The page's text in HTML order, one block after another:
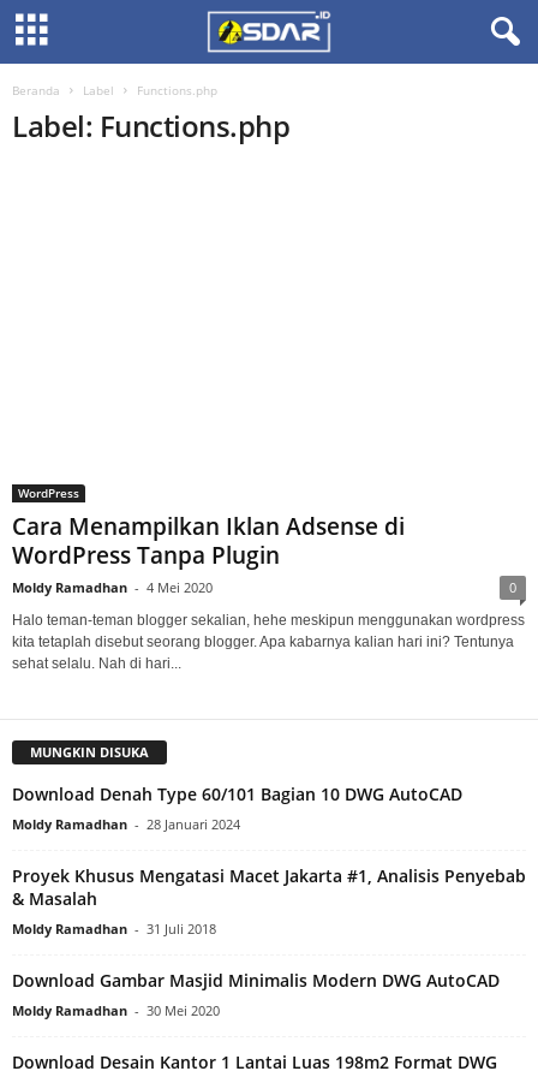
Beranda Label Functions.php
Label: Functions.php
WordPress
Cara Menampilkan Iklan Adsense di
WordPress Tanpa Plugin
Moldy Ramadhan - 4 Mei 2020 0
Halo teman-teman blogger sekalian, hehe meskipun menggunakan wordpress
kita tetaplah disebut seorang blogger. Apa kabarnya kalian hari ini? Tentunya
sehat selalu. Nah di hari...
MUNGKIN DISUKA
Download Denah Type 60/101 Bagian 10 DWG AutoCAD
Moldy Ramadhan - 28 Januari 2024
Proyek Khusus Mengatasi Macet Jakarta #1, Analisis Penyebab
& Masalah
Moldy Ramadhan - 31 Juli 2018
Download Gambar Masjid Minimalis Modern DWG AutoCAD
Moldy Ramadhan - 30 Mei 2020
Download Desain Kantor 1 Lantai Luas 198m2 Format DWG